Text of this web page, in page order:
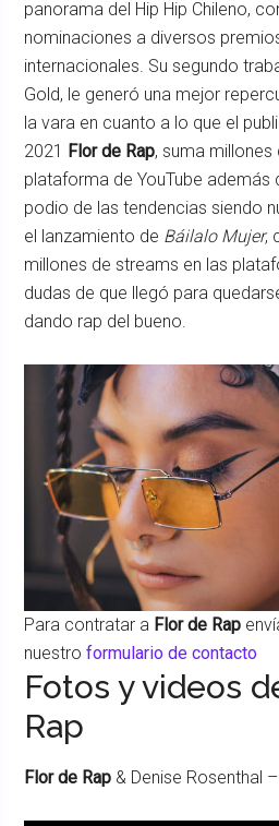
panorama del Hip Hip Chileno,
nominaciones a diversos
internacionales. Su segundo
Gold, le generó una mejor
la vara en cuanto a lo que el
2021 Flor de Rap, suma
plataforma de YouTube además
podio de las tendencias siendo
el lanzamiento de Báilalo Mujer,
millones de streams en las
dudas de que llegó para
dando rap del bueno.
Para contratar a Flor de Rap
nuestroformulario de contacto
Fotos y videos
Rap
Flor de Rap & Denise Rosenthal